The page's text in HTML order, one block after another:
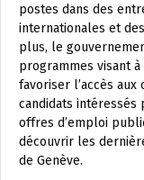
postes dans des
internationales et
plus, le
programmes visant
favoriser l’accès
candidats
offres d’emploi
découvrir les
de Genève.